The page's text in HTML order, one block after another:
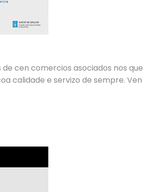
cen comercios asociados nos que
calidade e servizo de sempre. Ven